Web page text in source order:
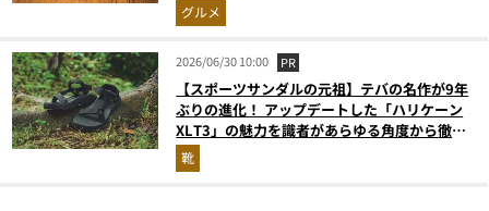
グルメ
2026/06/30 10:00 PR
【スポーツサンダルの元祖】テバの名作が9年
ぶりの進化！ アップデートした「ハリケーン
XLT3」の魅力を識者があらゆる角度から徹底
解説！
靴